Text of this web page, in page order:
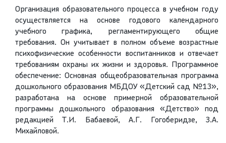
Организация образовательного процесса в учебном году
осуществляется на основе годового календарного
учебного графика, регламентирующего общие
требования. Он учитывает в полном объеме возрастные
психофизические особенности воспитанников и отвечает
требованиям охраны их жизни и здоровья. Программное
обеспечение: Основная общеобразовательная программа
дошкольного образования МБДОУ «Детский сад №13»,
разработана на основе примерной образовательной
программы дошкольного образования «Детство» под
редакцией Т.И. Бабаевой, А.Г. Гогоберидзе, З.А.
Михайловой.